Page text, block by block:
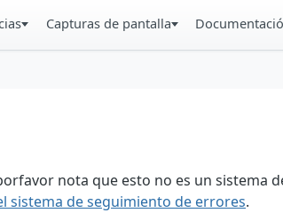
Capturas de pantalla
nota que esto no es un sistema
sistema de seguimiento de errores.